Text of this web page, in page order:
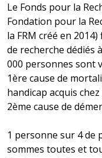
Le Fonds pour la
Fondation pour la
la FRM créé en
de recherche dédiés
000 personnes sont
1ère cause de
handicap acquis
2ème cause de
1 personne sur 4 de
sommes toutes et